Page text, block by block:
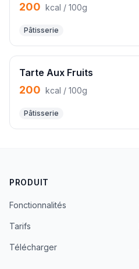
200 kcal / 100g
Pâtisserie
Tarte Aux Fruits
200 kcal / 100g
Pâtisserie
PRODUIT
Fonctionnalités
Tarifs
Télécharger